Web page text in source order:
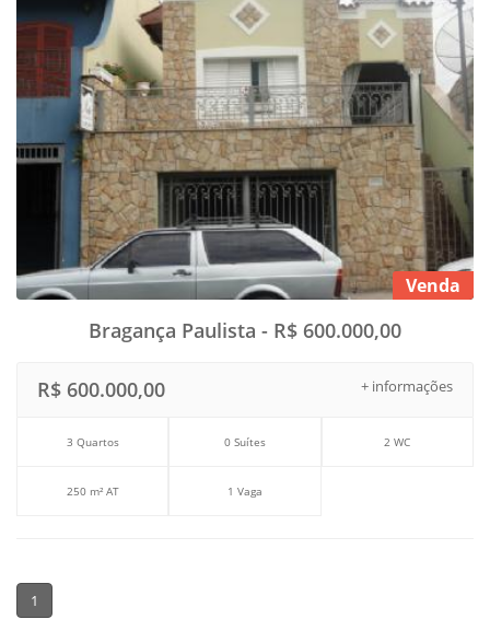
Venda
Bragança Paulista - R$ 600.000,00
+ informações
R$ 600.000,00
3 Quartos 0 Suítes 2 WC
250 m² AT 1 Vaga
1